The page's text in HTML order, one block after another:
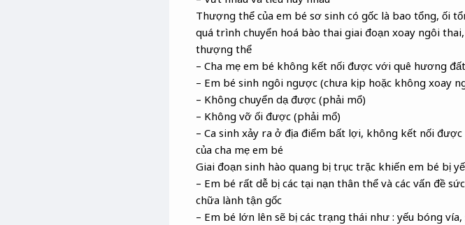
Thượng thể của em bé sơ sinh có gốc là bao tổng, ối
quá trình chuyển hoá bào thai giai đoạn xoay ngôi
thượng thể
– Cha mẹ em bé không kết nối được với quê hương
– Em bé sinh ngôi ngược (chưa kịp hoặc không xoay
– Không chuyển dạ được (phải mổ)
– Không vỡ ối được (phải mổ)
– Ca sinh xảy ra ở địa điểm bất lợi, không kết nối
của cha mẹ em bé
Giai đoạn sinh hào quang bị trục trặc khiến em bé bị
– Em bé rất dễ bị các tại nạn thân thể và các vấn đề
chữa lành tận gốc
– Em bé lớn lên sẽ bị các trạng thái như : yếu bóng